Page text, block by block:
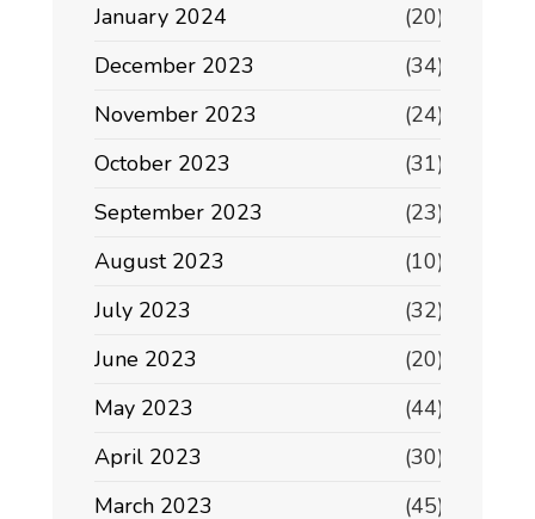
January 2024
(20)
December 2023
(34)
November 2023
(24)
October 2023
(31)
September 2023
(23)
August 2023
(10)
July 2023
(32)
June 2023
(20)
May 2023
(44)
April 2023
(30)
March 2023
(45)